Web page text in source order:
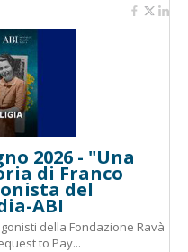
2026 - "Una
di Franco
del
ABI
della Fondazione Ravà
to Pay...